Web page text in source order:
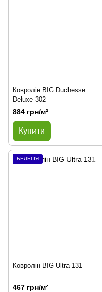
Ковролін BIG Duchesse
Deluxe 302
884 грн/м²
Купити
БЕЛЬГІЯ
Ковролін BIG Ultra 131
467 грн/м²